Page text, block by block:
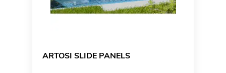
ARTOSI SLIDE PANELS